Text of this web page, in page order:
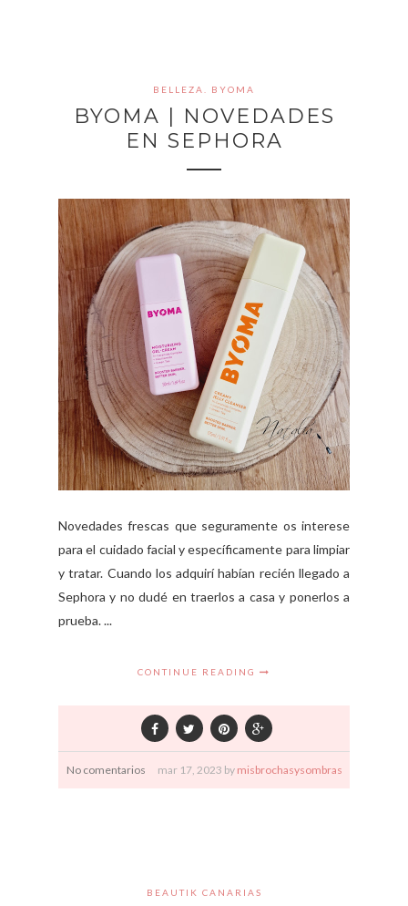
BELLEZA. BYOMA
BYOMA | NOVEDADES
EN SEPHORA
Novedades frescas que seguramente os interese
para el cuidado facial y específicamente para limpiar
y tratar. Cuando los adquirí habían recién llegado a
Sephora y no dudé en traerlos a casa y ponerlos a
prueba. ...
CONTINUE READING
No comentarios mar 17, 2023 by misbrochasysombras
BEAUTIK CANARIAS